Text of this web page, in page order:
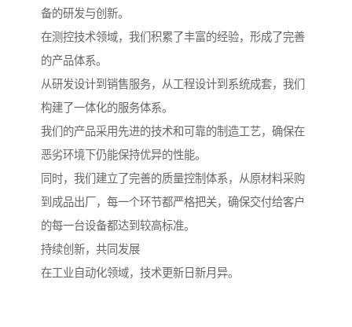
备的研发与创新。
在测控技术领域，我们积累了丰富的经验，形成了完善
的产品体系。
从研发设计到销售服务，从工程设计到系统成套，我们
构建了一体化的服务体系。
我们的产品采用先进的技术和可靠的制造工艺，确保在
恶劣环境下仍能保持优异的性能。
同时，我们建立了完善的质量控制体系，从原材料采购
到成品出厂，每一个环节都严格把关，确保交付给客户
的每一台设备都达到较高标准。
持续创新，共同发展
在工业自动化领域，技术更新日新月异。